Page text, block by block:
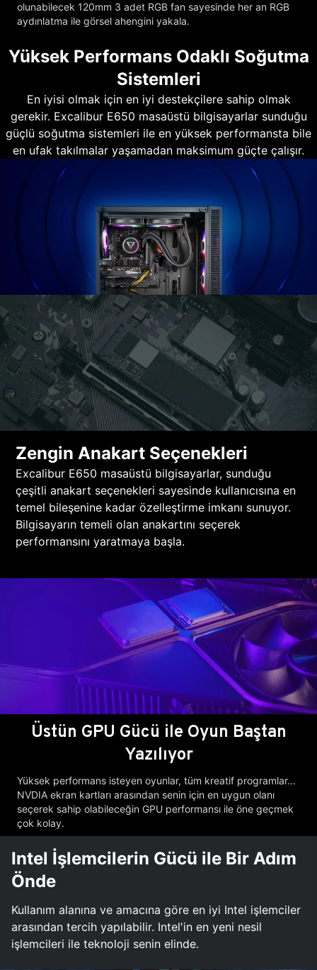
olunabilecek 120mm 3 adet RGB fan sayesinde her an RGB
aydınlatma ile görsel ahengini yakala.
Yüksek Performans Odaklı Soğutma
Sistemleri
En iyisi olmak için en iyi destekçilere sahip olmak
gerekir. Excalibur E650 masaüstü bilgisayarlar sunduğu
güçlü soğutma sistemleri ile en yüksek performansta bile
en ufak takılmalar yaşamadan maksimum güçte çalışır.
Zengin Anakart Seçenekleri
Excalibur E650 masaüstü bilgisayarlar, sunduğu
çeşitli anakart seçenekleri sayesinde kullanıcısına en
temel bileşenine kadar özelleştirme imkanı sunuyor.
Bilgisayarın temeli olan anakartını seçerek
performansını yaratmaya başla.
Üstün GPU Gücü ile Oyun Baştan
Yazılıyor
Yüksek performans isteyen oyunlar, tüm kreatif programlar...
NVDIA ekran kartları arasından senin için en uygun olanı
seçerek sahip olabileceğin GPU performansı ile öne geçmek
çok kolay.
Intel İşlemcilerin Gücü ile Bir Adım
Önde
Kullanım alanına ve amacına göre en iyi Intel işlemciler
arasından tercih yapılabilir. Intel'in en yeni nesil
işlemcileri ile teknoloji senin elinde.